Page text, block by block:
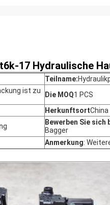
17 Hydraulische
Teilname:
ist zu
Die MOQ1 PCS
HerkunftsortChina
Bewerben Sie sich
Bagger
Anmerkung: